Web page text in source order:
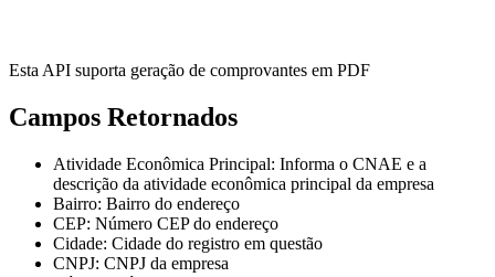
Esta API suporta geração de comprovantes em PDF
Campos Retornados
Atividade Econômica Principal: Informa o CNAE e a
descrição da atividade econômica principal da empresa
Bairro: Bairro do endereço
CEP: Número CEP do endereço
Cidade: Cidade do registro em questão
CNPJ: CNPJ da empresa